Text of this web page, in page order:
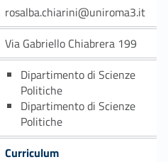
rosalba.chiarini@uniroma3.it
Via Gabriello Chiabrera 199
Dipartimento di Scienze
Politiche
Dipartimento di Scienze
Politiche
Curriculum